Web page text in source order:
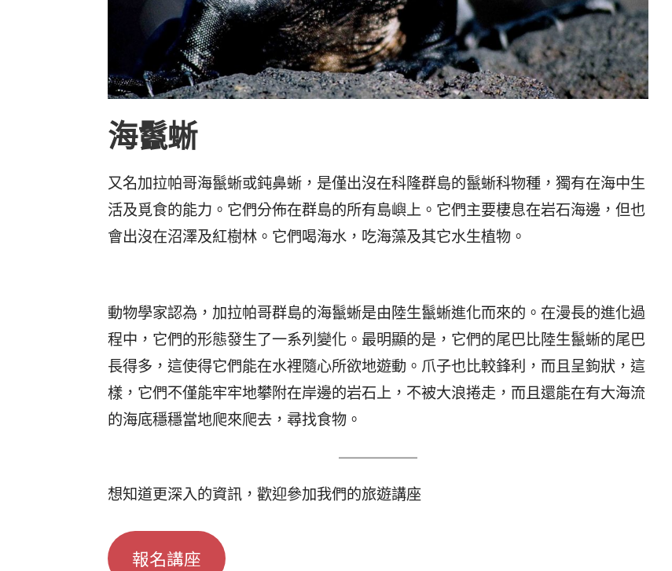
海鬣蜥
又名加拉帕哥海鬣蜥或鈍鼻蜥，是僅出沒在科隆群島的鬣蜥科物種，獨有在海中生
活及覓食的能力。它們分佈在群島的所有島嶼上。它們主要棲息在岩石海邊，但也
會出沒在沼澤及紅樹林。它們喝海水，吃海藻及其它水生植物。
動物學家認為，加拉帕哥群島的海鬣蜥是由陸生鬣蜥進化而來的。在漫長的進化過
程中，它們的形態發生了一系列變化。最明顯的是，它們的尾巴比陸生鬣蜥的尾巴
長得多，這使得它們能在水裡隨心所欲地遊動。爪子也比較鋒利，而且呈鉤狀，這
樣，它們不僅能牢牢地攀附在岸邊的岩石上，不被大浪捲走，而且還能在有大海流
的海底穩穩當地爬來爬去，尋找食物。
想知道更深入的資訊，歡迎參加我們的旅遊講座
報名講座